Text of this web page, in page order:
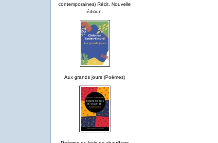
contemporaines) Récit. Nouvelle
édition.
Aux grands jours (Poèmes)